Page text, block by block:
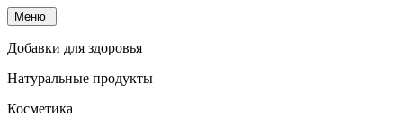
Меню
Добавки для здоровья
Натуральные продукты
Косметика